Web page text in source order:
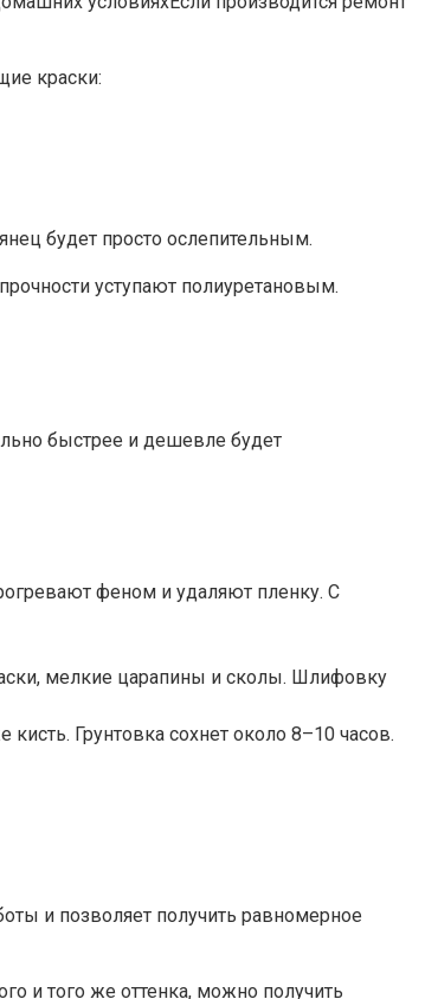
краски:
будет просто ослепительным.
уступают полиуретановым.
быстрее и дешевле будет
феном и удаляют пленку. С
мелкие царапины и сколы. Шлифовку
Грунтовка сохнет около 8–10 часов.
и позволяет получить равномерное
и того же оттенка, можно получить